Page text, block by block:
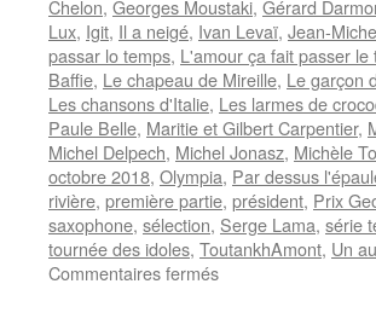
Chelon, Georges Moustaki, Gérard
Lux, Igit, Il a neigé, Ivan Levaï, Jean-
passar lo temps, L'amour ça fait passer le
Baffie, Le chapeau de Mireille, Le garçon
Les chansons d'Italie, Les larmes de
Paule Belle, Maritie et Gilbert Carpentier,
Michel Delpech, Michel Jonasz, Michèle
octobre 2018, Olympia, Par dessus
rivière, première partie, président, Prix
saxophone, sélection, Serge Lama, série
tournée des idoles, ToutankhAmont, Un
Commentaires ferméssur